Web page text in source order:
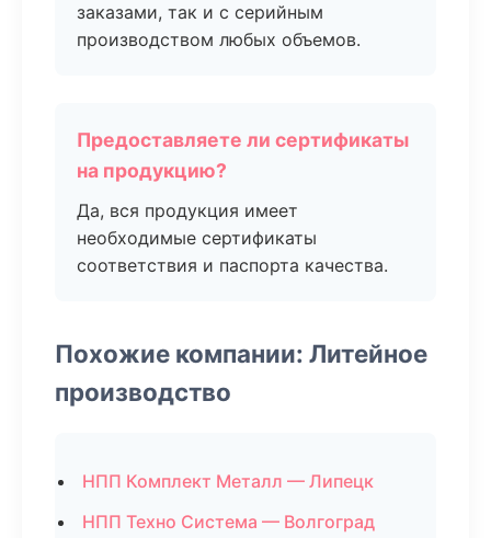
заказами, так и с серийным
производством любых объемов.
Предоставляете ли сертификаты
на продукцию?
Да, вся продукция имеет
необходимые сертификаты
соответствия и паспорта качества.
Похожие компании: Литейное
производство
НПП Комплект Металл — Липецк
НПП Техно Система — Волгоград